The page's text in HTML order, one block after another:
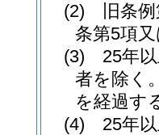
(2)
旧条
条第5項
(3)
25年
者を除く
を経過す
(4)
25年